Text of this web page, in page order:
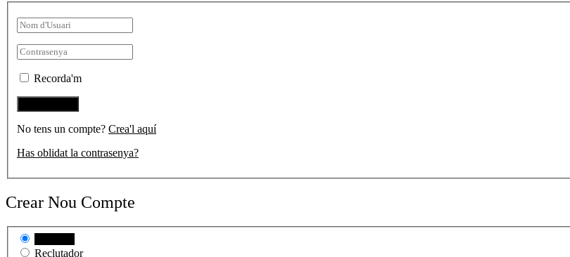
Recorda'm
No tens un compte? Crea'l aquí
Has oblidat la contrasenya?
Crear Nou Compte
Reclutador